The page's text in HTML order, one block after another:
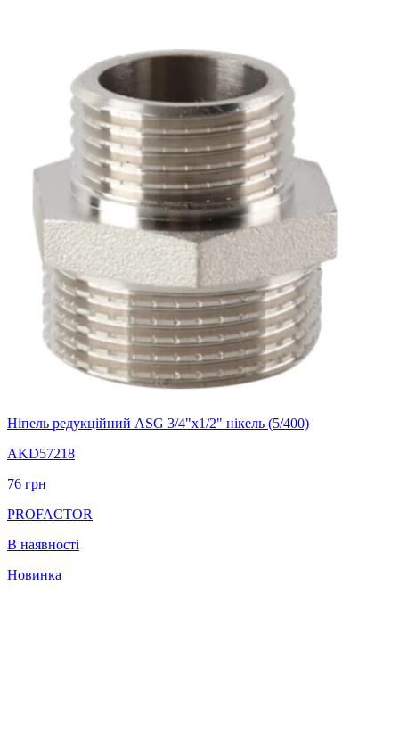
Ніпель редукційний ASG 3/4"х1/2" нікель (5/400)
AKD57218
76 грн
PROFACTOR
В наявності
Новинка